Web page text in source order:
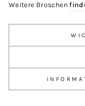
Weitere Broschen